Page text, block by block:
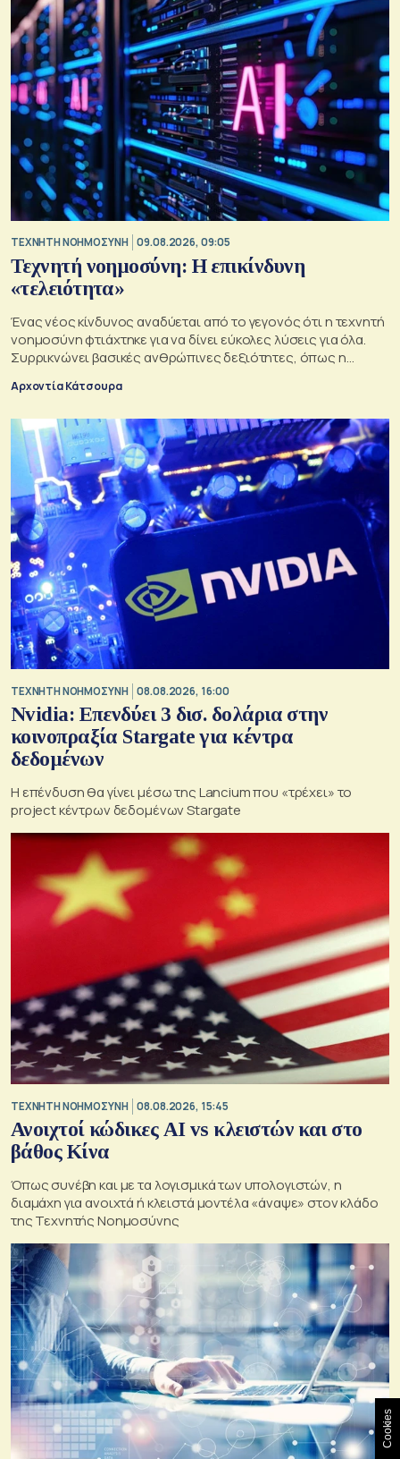
TΕΧΝΗΤΗ ΝΟΗΜΟΣΥΝΗ 09.08.2026, 09:05
Τεχνητή νοημοσύνη: Η επικίνδυνη
«τελειότητα»
Ένας νέος κίνδυνος αναδύεται από το γεγονός ότι η τεχνητή
νοημοσύνη φτιάχτηκε για να δίνει εύκολες λύσεις για όλα.
Συρρικνώνει βασικές ανθρώπινες δεξιότητες, όπως η
Αρχοντία Κάτσουρα
TΕΧΝΗΤΗ ΝΟΗΜΟΣΥΝΗ 08.08.2026, 16:00
Nvidia: Επενδύει 3 δισ. δολάρια στην
κοινοπραξία Stargate για κέντρα
δεδομένων
Η επένδυση θα γίνει μέσω της Lancium που «τρέχει» το
project κέντρων δεδομένων Stargate
TΕΧΝΗΤΗ ΝΟΗΜΟΣΥΝΗ 08.08.2026, 15:45
Ανοιχτοί κώδικες AI vs κλειστών και στο
βάθος Κίνα
Όπως συνέβη και με τα λογισμικά των υπολογιστών, η
διαμάχη για ανοιχτά ή κλειστά μοντέλα «άναψε» στον κλάδο
της Τεχνητής Νοημοσύνης
Cookies